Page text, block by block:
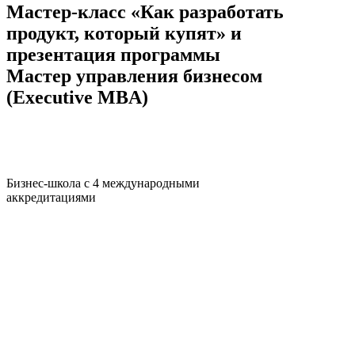
Мастер-класс «Как разработать
продукт, который купят» и
презентация программы
Мастер управления бизнесом
(Executive MBA)
Бизнес-школа с 4 международными
аккредитациями